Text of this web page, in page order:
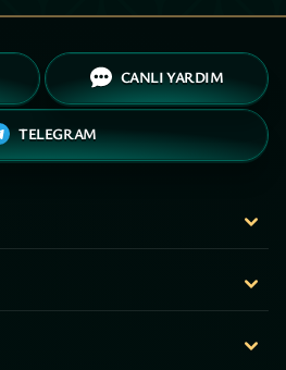
TELEGRAM
CANLI YARDIM